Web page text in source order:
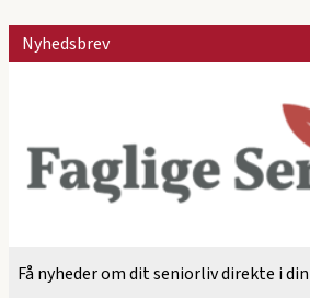
Nyhedsbrev
Få nyheder om dit seniorliv direkte i